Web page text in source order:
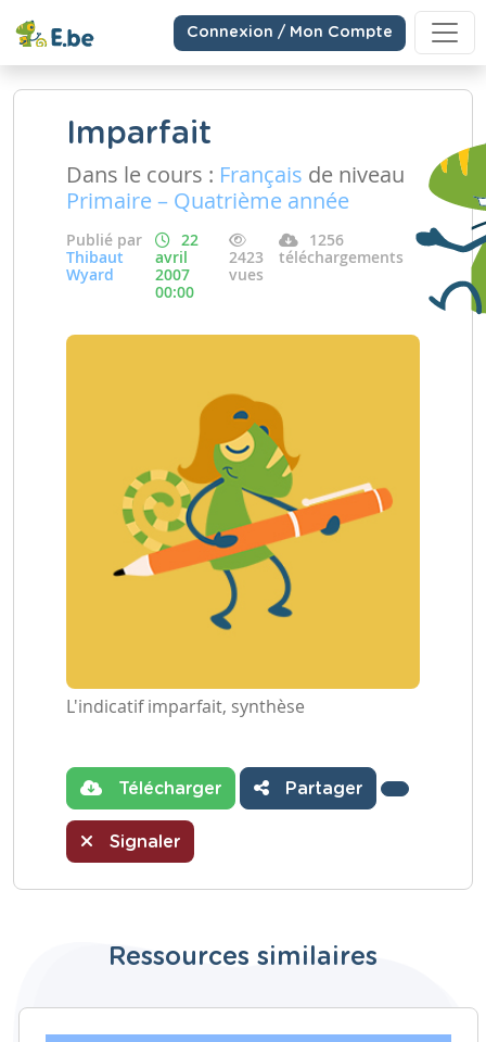
Connexion / Mon Compte
Imparfait
Dans le cours : Français de niveau
Primaire – Quatrième année
Publié par
Thibaut
Wyard
22
avril
2007
00:00
2423
vues
1256
téléchargements
L'indicatif imparfait, synthèse
Télécharger Partager
Signaler
Ressources similaires